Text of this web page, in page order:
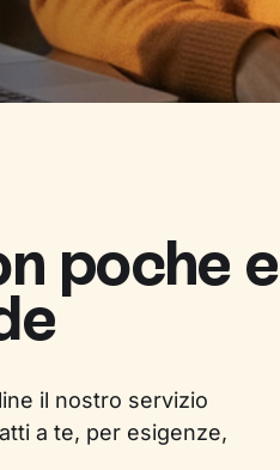
poche e
il nostro servizio
a te, per esigenze,